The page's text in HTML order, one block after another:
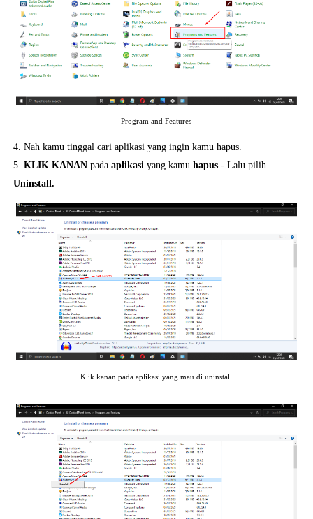
Program and Features
4. Nah kamu tinggal cari aplikasi yang ingin kamu hapus.
5. KLIK KANANpada aplikasi yang kamu hapus - Lalu pilih
Uninstall.
Klik kanan pada aplikasi yang mau di uninstall